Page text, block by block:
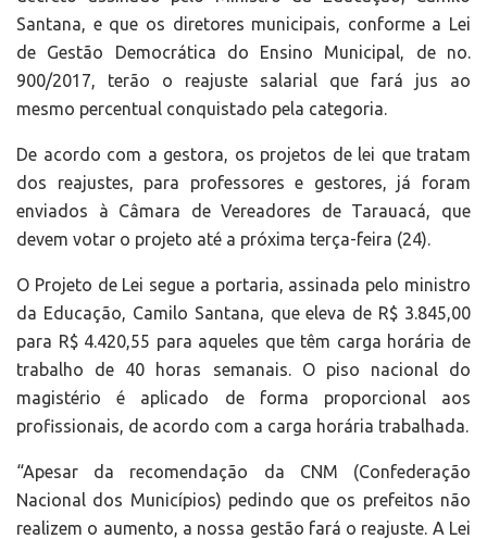
Santana, e que os diretores municipais, conforme a Lei
de Gestão Democrática do Ensino Municipal, de no.
900/2017, terão o reajuste salarial que fará jus ao
mesmo percentual conquistado pela categoria.
De acordo com a gestora, os projetos de lei que tratam
dos reajustes, para professores e gestores, já foram
enviados à Câmara de Vereadores de Tarauacá, que
devem votar o projeto até a próxima terça-feira (24).
O Projeto de Lei segue a portaria, assinada pelo ministro
da Educação, Camilo Santana, que eleva de R$ 3.845,00
para R$ 4.420,55 para aqueles que têm carga horária de
trabalho de 40 horas semanais. O piso nacional do
magistério é aplicado de forma proporcional aos
profissionais, de acordo com a carga horária trabalhada.
“Apesar da recomendação da CNM (Confederação
Nacional dos Municípios) pedindo que os prefeitos não
realizem o aumento, a nossa gestão fará o reajuste. A Lei